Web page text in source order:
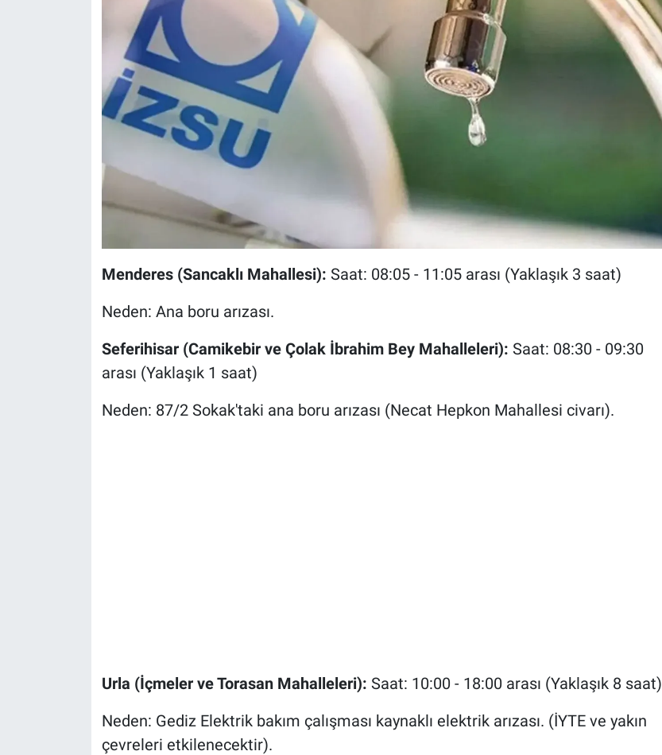
Menderes (Sancaklı Mahallesi): Saat: 08:05 - 11:05 arası (Yaklaşık 3 saat)
Neden: Ana boru arızası.
Seferihisar (Camikebir ve Çolak İbrahim Bey Mahalleleri): Saat: 08:30 - 09:30
arası (Yaklaşık 1 saat)
Neden: 87/2 Sokak'taki ana boru arızası (Necat Hepkon Mahallesi civarı).
Urla (İçmeler ve Torasan Mahalleleri): Saat: 10:00 - 18:00 arası (Yaklaşık 8 saat)
Neden: Gediz Elektrik bakım çalışması kaynaklı elektrik arızası. (İYTE ve yakın
çevreleri etkilenecektir).